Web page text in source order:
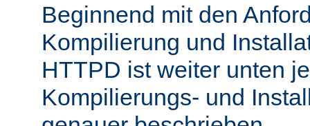
Beginnend mit den
Kompilierung und
HTTPD ist weiter unten
Kompilierungs- und